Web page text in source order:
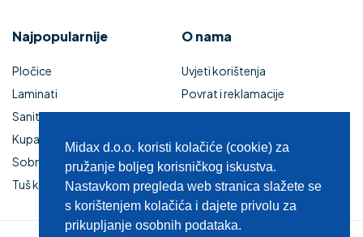
Najpopularnije
Pločice
Laminati
Sanitarije
Kupaonski namještaj
Sobna vrata
Tuš kabine i kade
O nama
Uvjeti korištenja
Povrat i reklamacije
Izjava o sigurnosti online
plaćanja
Kupaonski namještaj
Zaštita privatnosti
Midax d.o.o. koristi kolačiće (cookie) za
pružanje boljeg korisničkog iskustva.
Nastavkom pregleda web stranica slažete se
s korištenjem kolačića i dajete privolu za
prikupljanje osobnih podataka.